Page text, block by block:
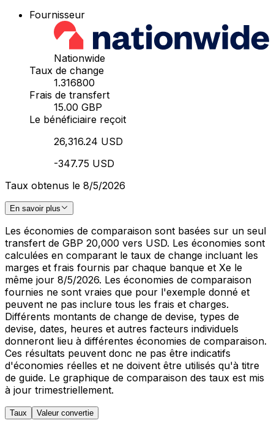
Fournisseur
Nationwide
Taux de change
1.316800
Frais de transfert
15.00 GBP
Le bénéficiaire reçoit
26,316.24 USD
-347.75 USD
Taux obtenus le 8/5/2026
En savoir plus
Les économies de comparaison sont basées sur un seul
transfert de GBP 20,000 vers USD. Les économies sont
calculées en comparant le taux de change incluant les
marges et frais fournis par chaque banque et Xe le
même jour 8/5/2026. Les économies de comparaison
fournies ne sont vraies que pour l'exemple donné et
peuvent ne pas inclure tous les frais et charges.
Différents montants de change de devise, types de
devise, dates, heures et autres facteurs individuels
donneront lieu à différentes économies de comparaison.
Ces résultats peuvent donc ne pas être indicatifs
d'économies réelles et ne doivent être utilisés qu'à titre
de guide. Le graphique de comparaison des taux est mis
à jour trimestriellement.
Taux Valeur convertie